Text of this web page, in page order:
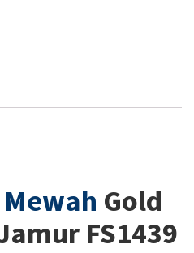
Gold
FS1439